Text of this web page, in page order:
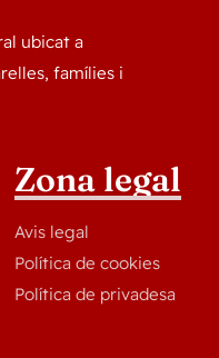
ubicat a
famílies i
Zona legal
Avis legal
Política de cookies
Política de privadesa